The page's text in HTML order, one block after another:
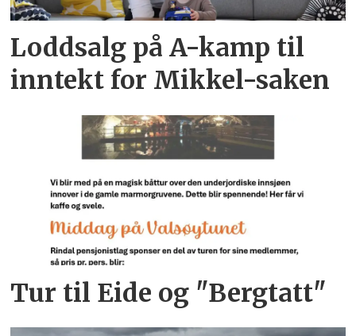
Loddsalg på A-kamp til
inntekt for Mikkel-saken
Tur til Eide og "Bergtatt"